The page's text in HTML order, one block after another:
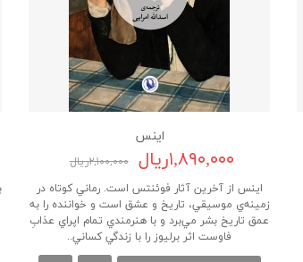
اینس
۱,۸۹۰,۰۰۰ریال
۲,۱۰۰,۰۰۰ریال
اينس‌ از آخرین‌ آثار فوئنتس‌ است‌.‌ رماني‌ كوتاه‌ در
زمينه‌ي‌ موسيقي، تاريخ‌ و عشق‌ است‌ و خواننده‌ را به‌
عمق‌ تاريخ‌ بشر مي‌برد و با هنرمندي‌ تمام‌ اپراي‌ عذاب‌ِ
فاوست‌ اثر برليوز را با زندگي كساني‌..